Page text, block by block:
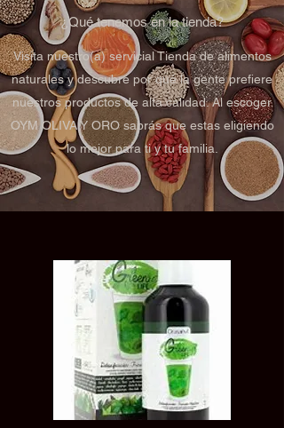
¿Qué tenemos en la tienda?
Visita nuestro(a) servicial Tienda de alimentos
naturales y descubre por qué la gente prefiere
nuestros productos de alta calidad. Al escoger
OYM OLIVA Y ORO sabrás que estas eligiendo
lo mejor para ti y tu familia.